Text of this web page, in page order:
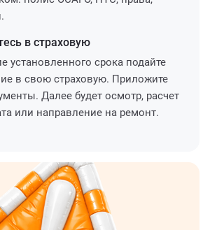
в страховую
установленного срока подайте
в свою страховую. Приложите
Далее будет осмотр, расчет
или направление на ремонт.